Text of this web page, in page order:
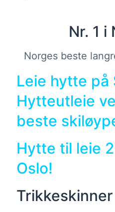
Nr. 1 i
Norges beste
Leie hytte på
Hytteutleie
beste
Hytte til leie
Oslo!